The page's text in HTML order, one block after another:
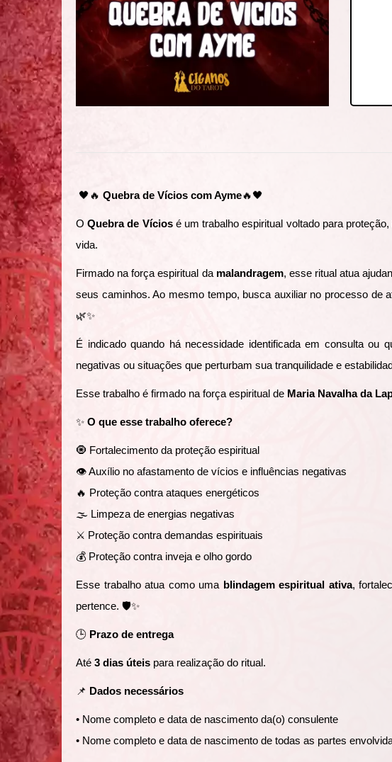
🖤🔥 Quebra de Vícios comAyme🔥🖤
OQuebra de Víciosé um trabalho espiritual voltado para
vida.
Firmado na força espiritual da malandragem, esse ritual atua
seus caminhos. Ao mesmo tempo, busca auxiliar no processo de
🌿✨
É indicado quando há necessidade identificada em consulta ou
negativas ou situações que perturbam sua tranquilidade e
Esse trabalho é firmado na força espiritual de Maria Navalha da
✨ O que esse trabalho oferece?
🧿 Fortalecimento da proteção espiritual
👁️ Auxílio no afastamento de vícios e influências negativas
🔥 Proteção contra ataques energéticos
🌫️ Limpeza de energias negativas
⚔️ Proteção contra demandas espirituais
💰 Proteção contra inveja e olho gordo
Esse trabalho atua como uma blindagem espiritual ativa,
pertence. 🛡️✨
🕒 Prazo de entrega
Até 3 dias úteis para realização do ritual.
📌 Dados necessários
• Nome completo e data de nascimento da(o) consulente
• Nome completo e data de nascimento de todas as partes